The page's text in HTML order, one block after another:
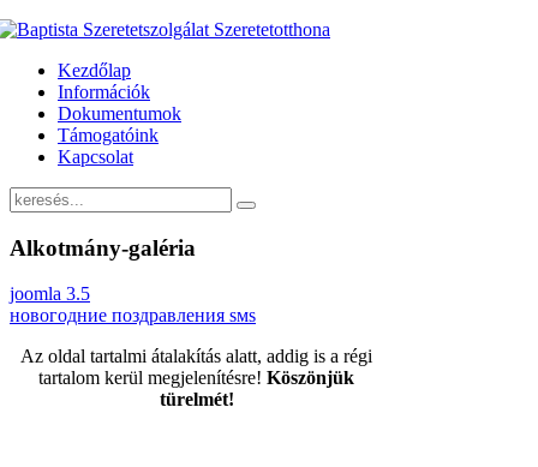
Kezdőlap
Információk
Dokumentumok
Támogatóink
Kapcsolat
Alkotmány-galéria
joomla 3.5
новогодние поздравления sмs
Az oldal tartalmi átalakítás alatt, addig is a régi
tartalom kerül megjelenítésre!Köszönjük
türelmét!